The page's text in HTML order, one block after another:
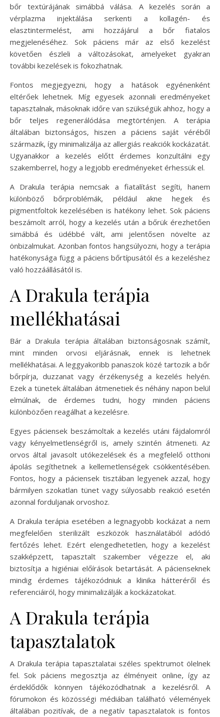
bőr textúrájának simábbá válása. A kezelés során a
vérplazma injektálása serkenti a kollagén- és
elasztintermelést, ami hozzájárul a bőr fiatalos
megjelenéséhez. Sok páciens már az első kezelést
követően észleli a változásokat, amelyeket gyakran
további kezelések is fokozhatnak.
Fontos megjegyezni, hogy a hatások egyénenként
eltérőek lehetnek. Míg egyesek azonnali eredményeket
tapasztalnak, másoknak időre van szükségük ahhoz, hogy a
bőr teljes regenerálódása megtörténjen. A terápia
általában biztonságos, hiszen a páciens saját véréből
származik, így minimalizálja az allergiás reakciók kockázatát.
Ugyanakkor a kezelés előtt érdemes konzultálni egy
szakemberrel, hogy a legjobb eredményeket érhessük el.
A Drakula terápia nemcsak a fiatalítást segíti, hanem
különböző bőrproblémák, például akne hegek és
pigmentfoltok kezelésében is hatékony lehet. Sok páciens
beszámolt arról, hogy a kezelés után a bőrük érezhetően
simábbá és üdébbé vált, ami jelentősen növelte az
önbizalmukat. Azonban fontos hangsúlyozni, hogy a terápia
hatékonysága függ a páciens bőrtípusától és a kezeléshez
való hozzáállásától is.
A Drakula terápia
mellékhatásai
Bár a Drakula terápia általában biztonságosnak számít,
mint minden orvosi eljárásnak, ennek is lehetnek
mellékhatásai. A leggyakoribb panaszok közé tartozik a bőr
bőrpírja, duzzanat vagy érzékenység a kezelés helyén.
Ezek a tünetek általában átmenetiek és néhány napon belül
elmúlnak, de érdemes tudni, hogy minden páciens
különbözően reagálhat a kezelésre.
Egyes páciensek beszámoltak a kezelés utáni fájdalomról
vagy kényelmetlenségről is, amely szintén átmeneti. Az
orvos által javasolt utókezelések és a megfelelő otthoni
ápolás segíthetnek a kellemetlenségek csökkentésében.
Fontos, hogy a páciensek tisztában legyenek azzal, hogy
bármilyen szokatlan tünet vagy súlyosabb reakció esetén
azonnal forduljanak orvoshoz.
A Drakula terápia esetében a legnagyobb kockázat a nem
megfelelően sterilizált eszközök használatából adódó
fertőzés lehet. Ezért elengedhetetlen, hogy a kezelést
szakképzett, tapasztalt szakember végezze el, aki
biztosítja a higiéniai előírások betartását. A pácienseknek
mindig érdemes tájékozódniuk a klinika hátteréről és
referenciáiról, hogy minimalizálják a kockázatokat.
A Drakula terápia
tapasztalatok
A Drakula terápia tapasztalatai széles spektrumot ölelnek
fel. Sok páciens megosztja az élményeit online, így az
érdeklődők könnyen tájékozódhatnak a kezelésről. A
fórumokon és közösségi médiában található vélemények
általában pozitívak, de a negatív tapasztalatok is fontos